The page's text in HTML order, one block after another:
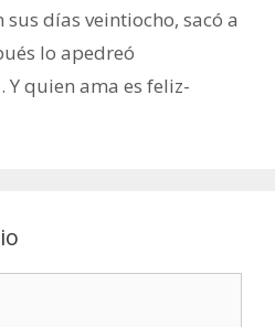
días veintiocho, sacó a
lo apedreó
Y quien ama es feliz-